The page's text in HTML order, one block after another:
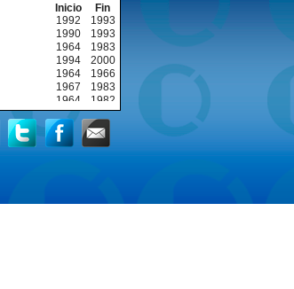
Inicio
Fin
1992
1993
1990
1993
1964
1983
1994
2000
1964
1966
1967
1983
1964 1982